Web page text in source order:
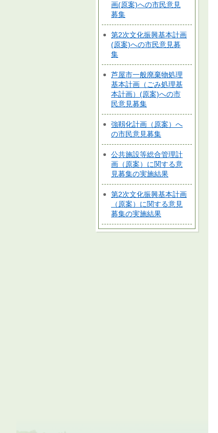
画(原案)への市民意見
募集
第2次文化振興基本計画
(原案)への市民意見募
集
芦屋市一般廃棄物処理
基本計画（ごみ処理基
本計画）(原案)への市
民意見募集
強靱化計画（原案）へ
の市民意見募集
公共施設等総合管理計
画（原案）に関する意
見募集の実施結果
第2次文化振興基本計画
（原案）に関する意見
募集の実施結果